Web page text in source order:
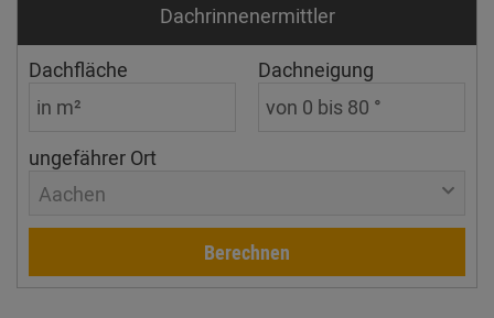
Dachrinnen­ermittler
Dachfläche Dachneigung
ungefährer Ort
Aachen
Berechnen